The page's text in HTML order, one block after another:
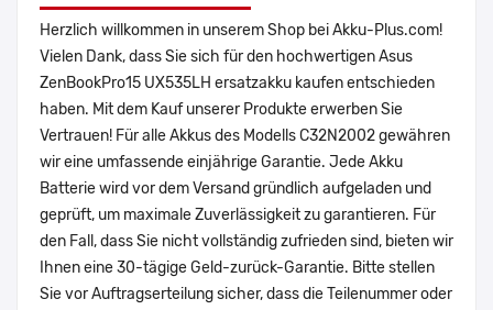
Herzlich willkommen in unserem Shop bei Akku-Plus.com!
Vielen Dank, dass Sie sich für den hochwertigen Asus
ZenBookPro15 UX535LH ersatzakku kaufen entschieden
haben. Mit dem Kauf unserer Produkte erwerben Sie
Vertrauen! Für alle Akkus des Modells C32N2002 gewähren
wir eine umfassende einjährige Garantie. Jede Akku
Batterie wird vor dem Versand gründlich aufgeladen und
geprüft, um maximale Zuverlässigkeit zu garantieren. Für
den Fall, dass Sie nicht vollständig zufrieden sind, bieten wir
Ihnen eine 30-tägige Geld-zurück-Garantie. Bitte stellen
Sie vor Auftragserteilung sicher, dass die Teilenummer oder